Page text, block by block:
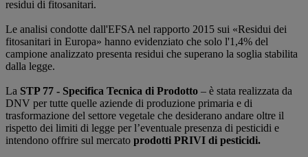
residui di fitosanitari.
Le analisi condotte dall'EFSA nel rapporto 2015 sui «Residui dei
fitosanitari in Europa» hanno evidenziato che solo l'1,4% del
campione analizzato presenta residui che superano la soglia stabilita
dalla legge.
La STP 77 - Specifica Tecnica di Prodotto – è stata realizzata da
DNV per tutte quelle aziende di produzione primaria e di
trasformazione del settore vegetale che desiderano andare oltre il
rispetto dei limiti di legge per l’eventuale presenza di pesticidi e
intendono offrire sul mercato prodotti PRIVI di pesticidi.